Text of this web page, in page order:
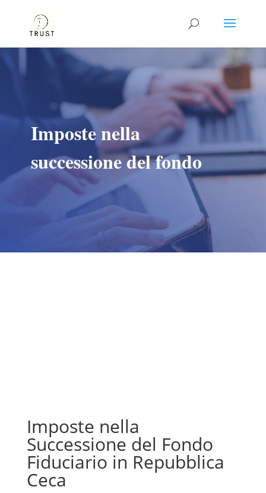
Imposte nella
successione del fondo
Imposte nella
Successione del Fondo
Fiduciario in Repubblica
Ceca